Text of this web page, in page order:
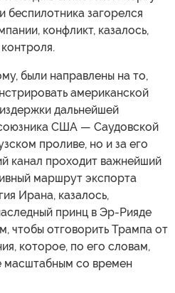
беспилотника загорелся
конфликт, казалось,
были направлены на то,
американской
дальнейшей
США — Саудовской
проливе, но и за его
канал проходит важнейший
маршрут экспорта
Ирана, казалось,
принц в Эр-Рияде
чтобы отговорить Трампа от
которое, по его словам,
масштабным со времен